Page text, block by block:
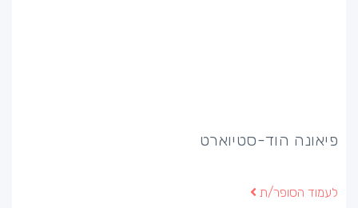
פיאונה הוד-סטיוארט
לעמוד הסופר/ת